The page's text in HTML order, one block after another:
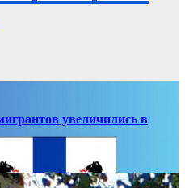
увеличились в